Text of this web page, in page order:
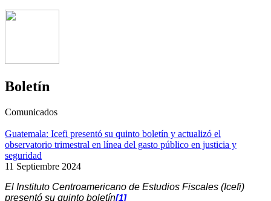
Boletín
Comunicados
Guatemala: Icefi presentó su quinto boletín y actualizó el
observatorio trimestral en línea del gasto público en justicia y
seguridad
11 Septiembre 2024
El Instituto Centroamericano de Estudios Fiscales (Icefi)
presentó su quinto boletín[1]